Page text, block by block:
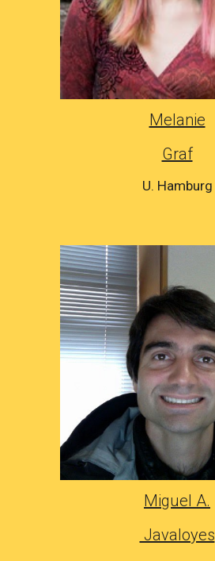
Melanie
Graf
U. Hamburg
Miguel A.
Javaloyes